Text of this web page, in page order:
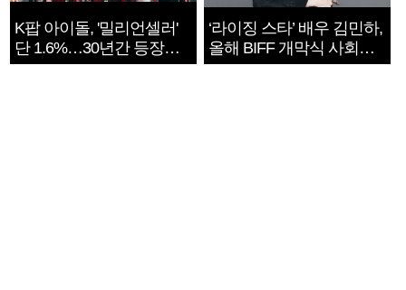
K팝 아이돌, '밀리언셀러'
단 1.6%…30년간 등장
1182개팀 전수조사
‘라이징 스타’ 배우 김민하,
올해 BIFF 개막식 사회자
확정